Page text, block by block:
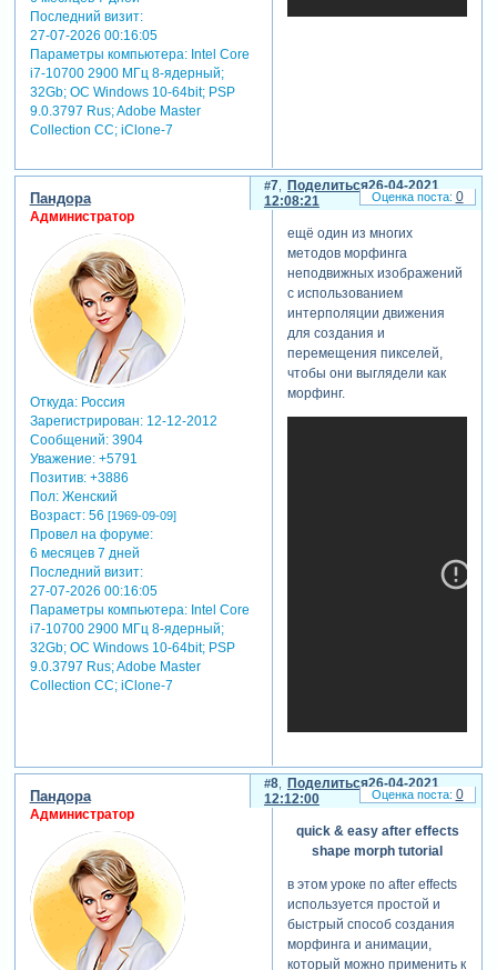
Последний визит:
27-07-2026 00:16:05
Параметры компьютера:Intel Core
i7-10700 2900 МГц 8-ядерный;
32Gb; ОС Windows 10-64bit; PSP
9.0.3797 Rus; Adobe Master
Collection СС; iClone-7
Поделиться
7
26-04-2021
12:08:21
Пандора
Администратор
Откуда:Россия
Зарегистрирован: 12-12-2012
Сообщений:3904
Уважение: +5791
Позитив: +3886
Пол:Женский
Возраст:56 [1969-09-09]
Провел на форуме:
6 месяцев 7 дней
Последний визит:
27-07-2026 00:16:05
Параметры компьютера:Intel Core
i7-10700 2900 МГц 8-ядерный;
32Gb; ОС Windows 10-64bit; PSP
9.0.3797 Rus; Adobe Master
Collection СС; iClone-7
ещё один из многих
методов морфинга
неподвижных изображений
с использованием
интерполяции движения
для создания и
перемещения пикселей,
чтобы они выглядели как
морфинг.
0
Поделиться
8
26-04-2021
12:12:00
Пандора
Администратор
quick & easy after effects
shape morph tutorial
в этом уроке по after effects
используется простой и
быстрый способ создания
морфинга и анимации,
который можно применить к
0